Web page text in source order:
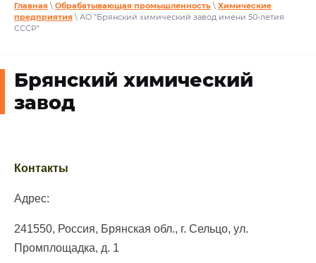
Главная \ Обрабатывающая промышленность \ Химические
предприятия \ АО "Брянский химический завод имени 50-летия
СССР"
Брянский химический
завод
Контакты
Адрес:
241550, Россия, Брянская обл., г. Сельцо, ул.
Промплощадка, д. 1